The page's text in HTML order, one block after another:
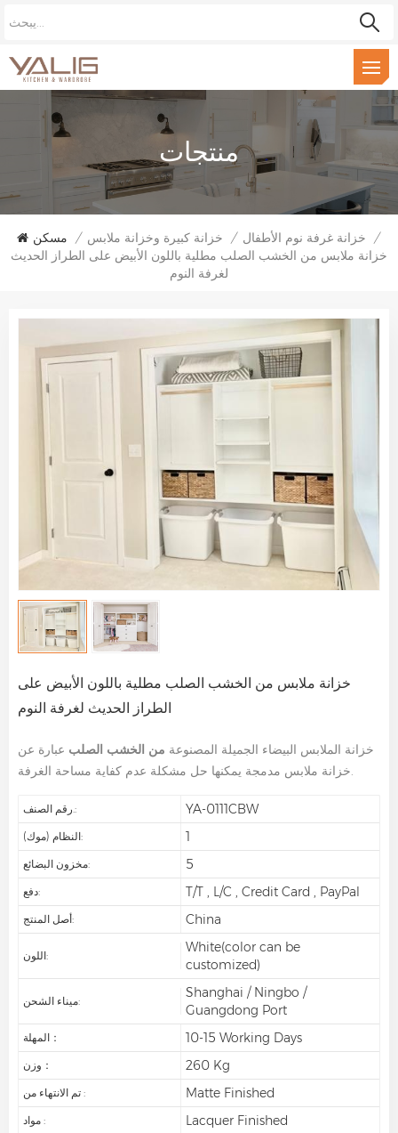
منتجات
مسكن / خزانة كبيرة وخزانة ملابس / خزانة غرفة نوم الأطفال /
خزانة ملابس من الخشب الصلب مطلية باللون الأبيض على الطراز الحديث
لغرفة النوم
خزانة ملابس من الخشب الصلب مطلية باللون الأبيض على
الطراز الحديث لغرفة النوم
خزانة الملابس البيضاء الجميلة المصنوعة من الخشب الصلب عبارة عن
رقم الصنف.: YA-0111CBW
النظام (موك): 1
مخزون البضائع: 5
دفع: T/T , L/C , Credit Card , PayPal
أصل المنتج: China
اللون:
White(color can be
customized)
ميناء الشحن:
Shanghai / Ningbo /
Guangdong Port
المهلة： 10-15 Working Days
وزن： 260 Kg
تم الانتهاء من : Matte Finished
مواد : Lacquer Finished